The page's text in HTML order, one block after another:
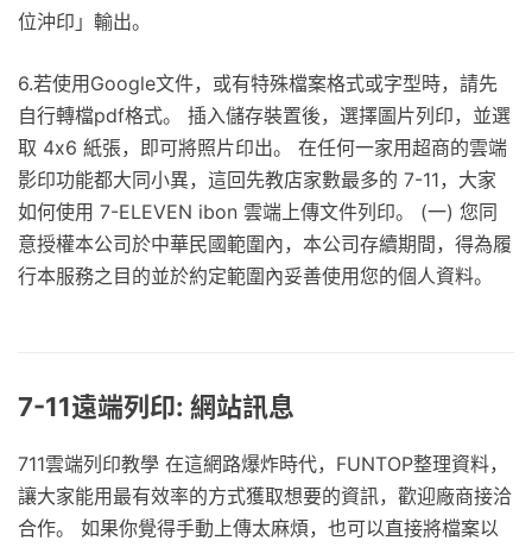
位沖印」輸出。
6.若使用Google文件，或有特殊檔案格式或字型時，請先
自行轉檔pdf格式。 插入儲存裝置後，選擇圖片列印，並選
取 4x6 紙張，即可將照片印出。 在任何一家用超商的雲端
影印功能都大同小異，這回先教店家數最多的 7-11，大家
如何使用 7-ELEVEN ibon 雲端上傳文件列印。 (一) 您同
意授權本公司於中華民國範圍內，本公司存續期間，得為履
行本服務之目的並於約定範圍內妥善使用您的個人資料。
7-11遠端列印: 網站訊息
711雲端列印教學 在這網路爆炸時代，FUNTOP整理資料，
讓大家能用最有效率的方式獲取想要的資訊，歡迎廠商接洽
合作。 如果你覺得手動上傳太麻煩，也可以直接將檔案以